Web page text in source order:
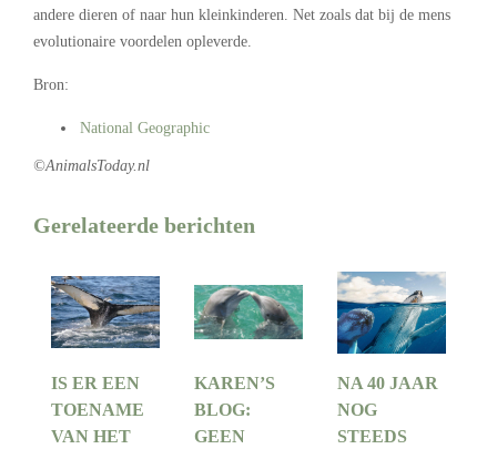
andere dieren of naar hun kleinkinderen. Net zoals dat bij de mens
evolutionaire voordelen opleverde.
Bron:
National Geographic
©AnimalsToday.nl
Gerelateerde berichten
IS ER EEN
TOENAME
VAN HET
KAREN’S
BLOG:
GEEN
NA 40 JAAR
NOG
STEEDS